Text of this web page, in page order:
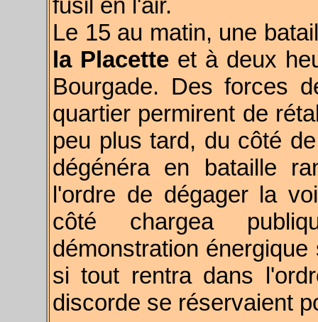
fusil en l'air.
Le 15 au matin, une
la Placetteet à deux
Bourgade. Des forces
quartier permirent de
peu plus tard, du côté
dégénéra en bataille
l'ordre de dégager la
côté chargea
démonstration
si tout rentra dans
discorde se réservaient